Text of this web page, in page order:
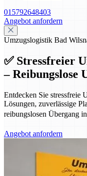
015792648403
Angebot anfordern
Umzugslogistik Bad
✅ Stressfreier
– Reibungslose
Entdecken Sie stressfreie
Lösungen, zuverlässige
reibungslosen Übergang
Angebot anfordern